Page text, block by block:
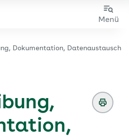
Menü
Website aok.de/gp
Dokumentation, Datenaustausch